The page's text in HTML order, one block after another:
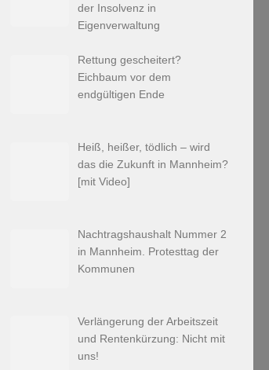
der Insolvenz in
Eigenverwaltung
Rettung gescheitert?
Eichbaum vor dem
endgültigen Ende
Heiß, heißer, tödlich – wird
das die Zukunft in Mannheim?
[mit Video]
Nachtragshaushalt Nummer 2
in Mannheim. Protesttag der
Kommunen
Verlängerung der Arbeitszeit
und Rentenkürzung: Nicht mit
uns!